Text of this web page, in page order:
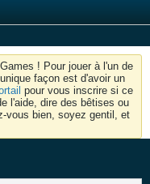
! Pour jouer à l'un de
façon est d'avoir un
pour vous inscrire si ce
l'aide, dire des bêtises ou
vous bien, soyez gentil, et